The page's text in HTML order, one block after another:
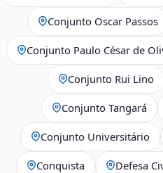
Conjunto Oscar Passos
Conjunto Paulo César de
Conjunto Rui Lino
Conjunto Tangará
Conjunto Universitário
Conquista Defesa